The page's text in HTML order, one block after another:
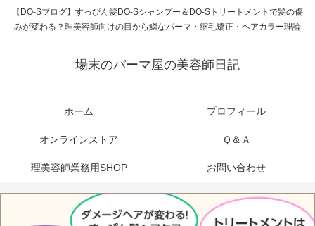
【DO-Sブログ】すっぴん髪DO-Sシャンプー＆DO-Sトリートメントで髪の傷
みが変わる？理美容師向けの目から鱗なパーマ・縮毛矯正・ヘアカラー理論
場末のパーマ屋の美容師日記
ホーム プロフィール
オンラインストア Ｑ＆Ａ
理美容師業務用SHOP お問い合わせ